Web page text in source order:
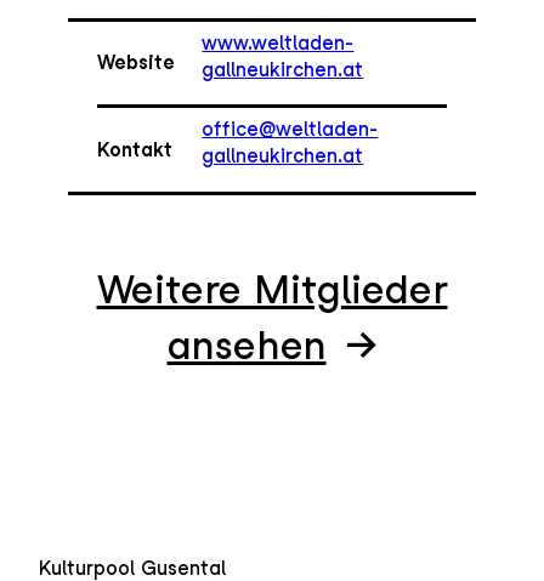
Website
www.weltladen-
gallneukirchen.at
Kontakt
office@weltladen-
gallneukirchen.at
Weitere Mitglieder
ansehen
Kulturpool Gusental